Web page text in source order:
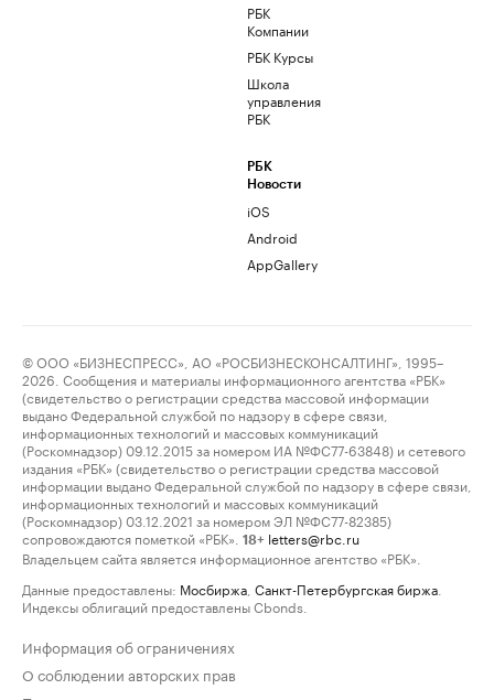
РБК
Компании
РБК Курсы
Школа
управления
РБК
РБК
Новости
iOS
Android
AppGallery
© ООО «БИЗНЕСПРЕСС», АО «РОСБИЗНЕСКОНСАЛТИНГ», 1995–
2026. Сообщения и материалы информационного агентства «РБК»
(свидетельство о регистрации средства массовой информации
выдано Федеральной службой по надзору в сфере связи,
информационных технологий и массовых коммуникаций
(Роскомнадзор) 09.12.2015 за номером ИА №ФС77-63848) и сетевого
издания «РБК» (свидетельство о регистрации средства массовой
информации выдано Федеральной службой по надзору в сфере связи,
информационных технологий и массовых коммуникаций
(Роскомнадзор) 03.12.2021 за номером ЭЛ №ФС77-82385)
сопровождаются пометкой «РБК».
18+ letters@rbc.ru
Владельцем сайта является информационное агентство «РБК».
Данные предоставлены: Мосбиржа Санкт-Петербургская биржа
Индексы облигаций предоставлены Cbonds.
Информация об ограничениях
О соблюдении авторских прав